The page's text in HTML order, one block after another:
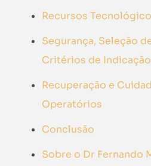
Recursos
Segurança, Seleção
Critérios de Indicação
Recuperação e
Operatórios
Conclusão
Sobre o Dr Fernando